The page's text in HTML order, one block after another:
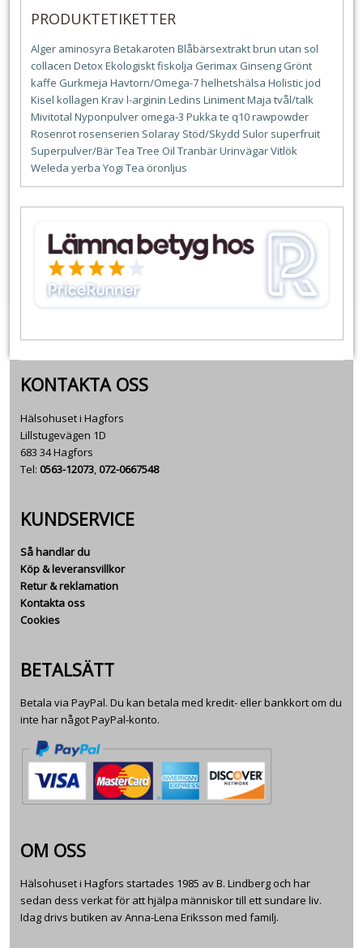
PRODUKTETIKETTER
Alger aminosyra Betakaroten Blåbärsextraktbrun utan sol
collacen DetoxEkologisktfiskolja Gerimax Ginseng Grönt
kaffe Gurkmeja Havtorn/Omega-7helhetshälsa Holisticjod
Kisel kollagen Kravl-arginin Ledins LinimentMaja tvål/talk
Mivitotal Nyponpulver omega-3 Pukka te q10rawpowder
Rosenrotrosenserien Solaray Stöd/Skydd Sulor superfruit
Superpulver/BärTea Tree Oil TranbärUrinvägarVitlök
Weleda yerba Yogi Tea öronljus
KONTAKTA OSS
Hälsohuset i Hagfors
Lillstugevägen 1D
683 34 Hagfors
Tel: 0563-12073,072-0667548
KUNDSERVICE
Så handlar du
Köp & leveransvillkor
Retur & reklamation
Kontakta oss
Cookies
BETALSÄTT
Betala via PayPal. Du kan betala med kredit- eller bankkort om du
inte har något PayPal-konto.
OM OSS
Hälsohuset i Hagfors startades 1985 av B. Lindberg och har
sedan dess verkat för att hjälpa människor till ett sundare liv.
Idag drivs butiken av Anna-Lena Eriksson med familj.